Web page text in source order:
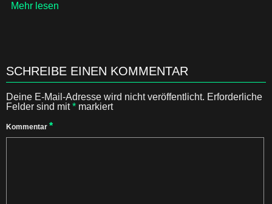
Mehr lesen
SCHREIBE EINEN KOMMENTAR
Deine E-Mail-Adresse wird nicht veröffentlicht. Erforderliche
Felder sind mit* markiert
Kommentar *